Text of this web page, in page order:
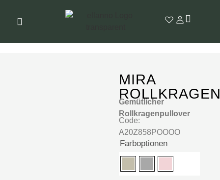
MIRA
Gemütlicher
Rollkragenpullover
Code:
A20Z858POOOO
Farboptionen